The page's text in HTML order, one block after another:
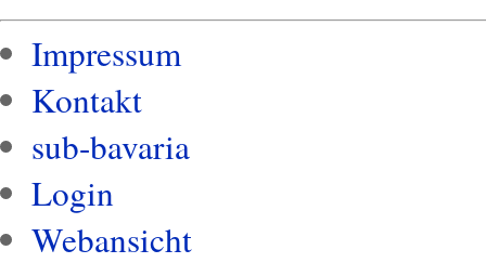
Impressum
Kontakt
sub-bavaria
Login
Webansicht